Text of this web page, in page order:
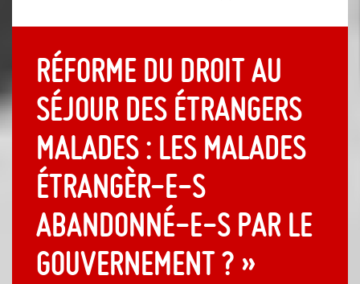
Réforme du droit au
séjour des étrangers
malades : les malades
étrangèr-e-s
abandonné-e-s par le
gouvernement ? »